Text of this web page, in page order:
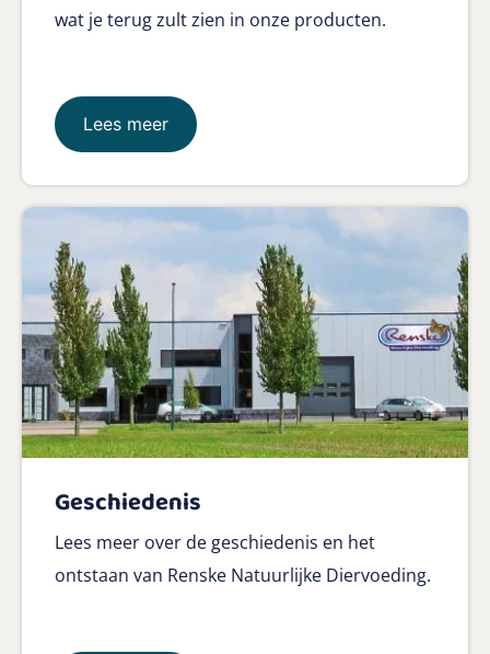
wat je terug zult zien in onze producten.
Lees meer
Geschiedenis
Lees meer over de geschiedenis en het
ontstaan van Renske Natuurlijke Diervoeding.